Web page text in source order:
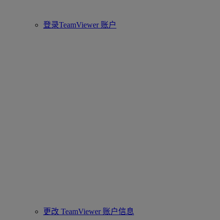
登录TeamViewer 账户
更改 TeamViewer 账户信息